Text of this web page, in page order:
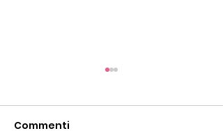
Commenti